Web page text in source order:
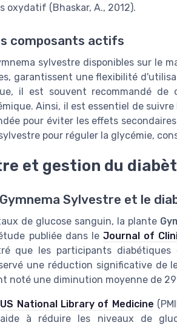
oxydatif (Bhaskar, A., 2012).
composants actifs
sylvestre disponibles sur le
garantissent une flexibilité
il est souvent recommandé
Ainsi, il est essentiel de
pour éviter les effets
pour réguler la glycémie,
et gestion du
Sylvestre et le
de glucose sanguin, la plante
publiée dans le Journal of
que les participants
une réduction significative de
noté une diminution moyenne de
US National Library of Medicine
à réduire les niveaux de